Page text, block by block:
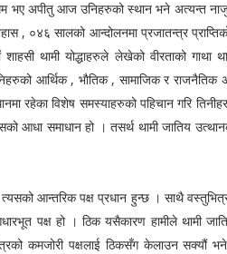
भए अपीतु आज उनिहरुको स्थान भने अत्यन्त
, ०४६ सालको आन्दोलनमा प्रजातन्त्र
थामी योद्धाहरुले लेखेको वीरताको
आर्थिक , भाैतिक , सामाजिक र
रहेका विशेष समस्याहरुको पहिचान गरि
आधा समाधान हो । तसर्थ थामी जातिय
पक्ष प्रधान हुन्छ । साथै वस्तुभित्र
पक्ष हो । ठिक यसैकारण हामीले थामी
कमजोरी पक्षलाई ठिकसँग केलाउन सक्यौं